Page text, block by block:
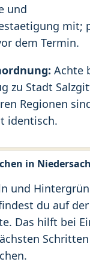
und
mit;
dem Termin.
Achte
zu Stadt
Regionen
identisch.
in
und
du auf
Das hilft bei